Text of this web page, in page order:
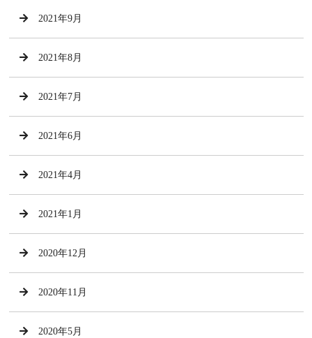
2021年9月
2021年8月
2021年7月
2021年6月
2021年4月
2021年1月
2020年12月
2020年11月
2020年5月